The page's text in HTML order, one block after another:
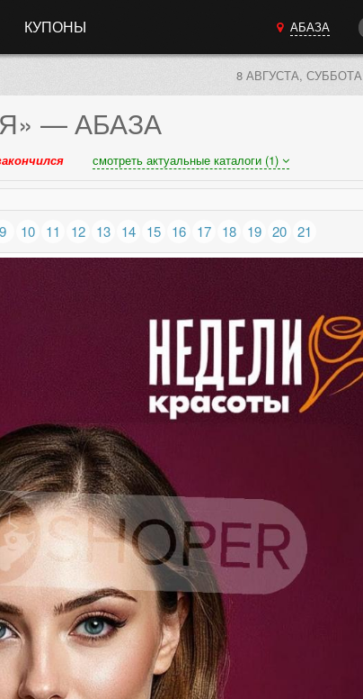
КУПОНЫ АБАЗА
8 АВГУСТА, СУББОТА
— АБАЗА
смотреть актуальные каталоги (1)
9 10 11 12 13 14 15 16 17 18 19 20 21